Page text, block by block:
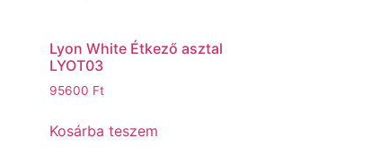
Lyon White Étkező asztal
LYOT03
95600 Ft
Kosárba teszem